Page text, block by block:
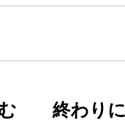
む 終わり